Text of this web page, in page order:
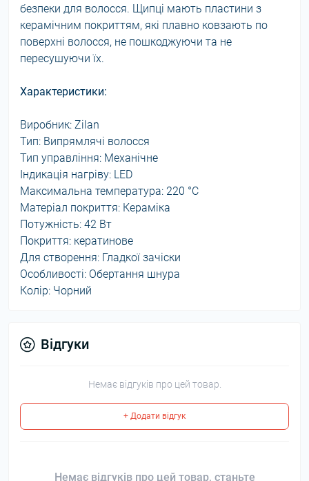
безпеки для волосся. Щипці мають пластини з
керамічним покриттям, які плавно ковзають по
поверхні волосся, не пошкоджуючи та не
пересушуючи їх.
Характеристики:
Виробник: Zilan
Тип: Випрямлячі волосся
Тип управління: Механічне
Індикація нагріву: LED
Максимальна температура: 220 °С
Матеріал покриття: Кераміка
Потужність: 42 Вт
Покриття: кератинове
Для створення: Гладкої зачіски
Особливості: Обертання шнура
Колір: Чорний
Відгуки
Немає відгуків про цей товар.
+ Додати відгук
Немає відгуків про цей товар, станьте